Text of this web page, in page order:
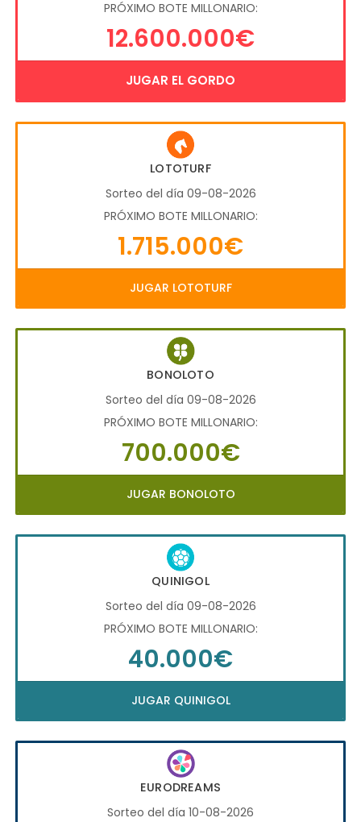
PRÓXIMO BOTE MILLONARIO:
12.600.000€
JUGAR EL GORDO
LOTOTURF
Sorteo del día 09-08-2026
PRÓXIMO BOTE MILLONARIO:
1.715.000€
JUGAR LOTOTURF
BONOLOTO
Sorteo del día 09-08-2026
PRÓXIMO BOTE MILLONARIO:
700.000€
JUGAR BONOLOTO
QUINIGOL
Sorteo del día 09-08-2026
PRÓXIMO BOTE MILLONARIO:
40.000€
JUGAR QUINIGOL
EURODREAMS
Sorteo del día 10-08-2026